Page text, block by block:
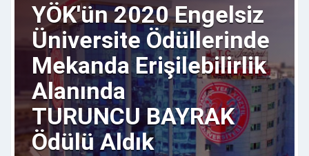
YÖK'ün 2020 Engelsiz
Üniversite Ödüllerinde
Mekanda Erişilebilirlik
Alanında
TURUNCU BAYRAK
Ödülü Aldık